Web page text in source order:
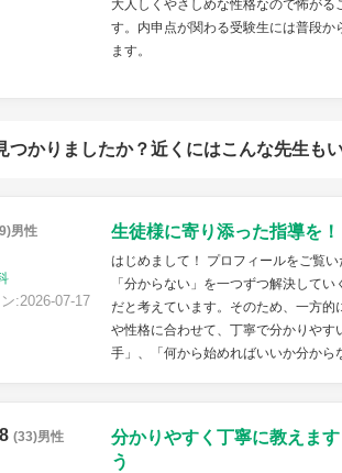
大人しくやさしめな性格なので怖がる
す。内申点が関わる受験生には普段
ます。
つかりましたか？近くにはこんな先生も
男性
:2026-07-17
生徒様に寄り添った指導を！
はじめまして！ プロフィールをご覧
「分からない」を一つずつ解決して
だと考えています。そのため、一方
や性格に合わせて、丁寧で分かりや
手」、「何から始めればいいか分から
(33)男性
分かりやすく丁寧に教えま
う